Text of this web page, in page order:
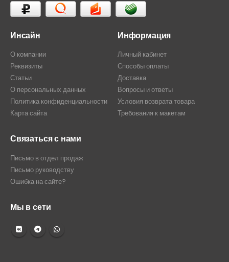
Инсайн
О компании
Реквизиты
Статьи
О персональных данных
Политика конфиденциальности
Карта сайта
Информация
Личный кабинет
Способы оплаты
Доставка
Вопросы и ответы
Условия возврата товара
Требования к макетам
Связаться с нами
Письмо в отдел продаж
Письмо руководству
Ошибка на сайте?
Мы в сети